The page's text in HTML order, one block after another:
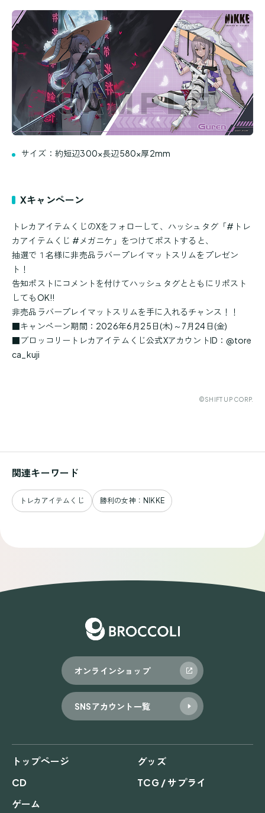
サイズ：約短辺300×長辺580×厚2mm
Xキャンペーン
トレカアイテムくじのXをフォローして、ハッシュタグ「#トレ
カアイテムくじ #メガニケ」をつけてポストすると、
抽選で１名様に非売品ラバープレイマットスリムをプレゼン
ト！
告知ポストにコメントを付けてハッシュタグとともにリポスト
してもOK!!
非売品ラバープレイマットスリムを手に入れるチャンス！！
■キャンペーン期間：2026年6月25日(木)～7月24日(金)
■ブロッコリートレカアイテムくじ公式XアカウントID：@tore
ca_kuji
©SHIFT UP CORP.
関連キーワード
トレカアイテムくじ 勝利の女神：NIKKE
オンラインショップ
SNSアカウント一覧
トップページ
グッズ
CD
TCG / サプライ
ゲーム